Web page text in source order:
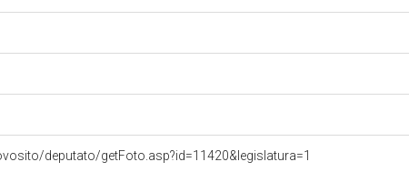
deputato/getFoto.asp?id=11420&legislatura=1